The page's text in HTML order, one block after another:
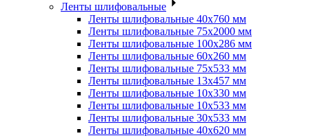
Ленты шлифовальные
Ленты шлифовальные 40х760 мм
Ленты шлифовальные 75х2000 мм
Ленты шлифовальные 100х286 мм
Ленты шлифовальные 60х260 мм
Ленты шлифовальные 75х533 мм
Ленты шлифовальные 13х457 мм
Ленты шлифовальные 10х330 мм
Ленты шлифовальные 10х533 мм
Ленты шлифовальные 30х533 мм
Ленты шлифовальные 40х620 мм